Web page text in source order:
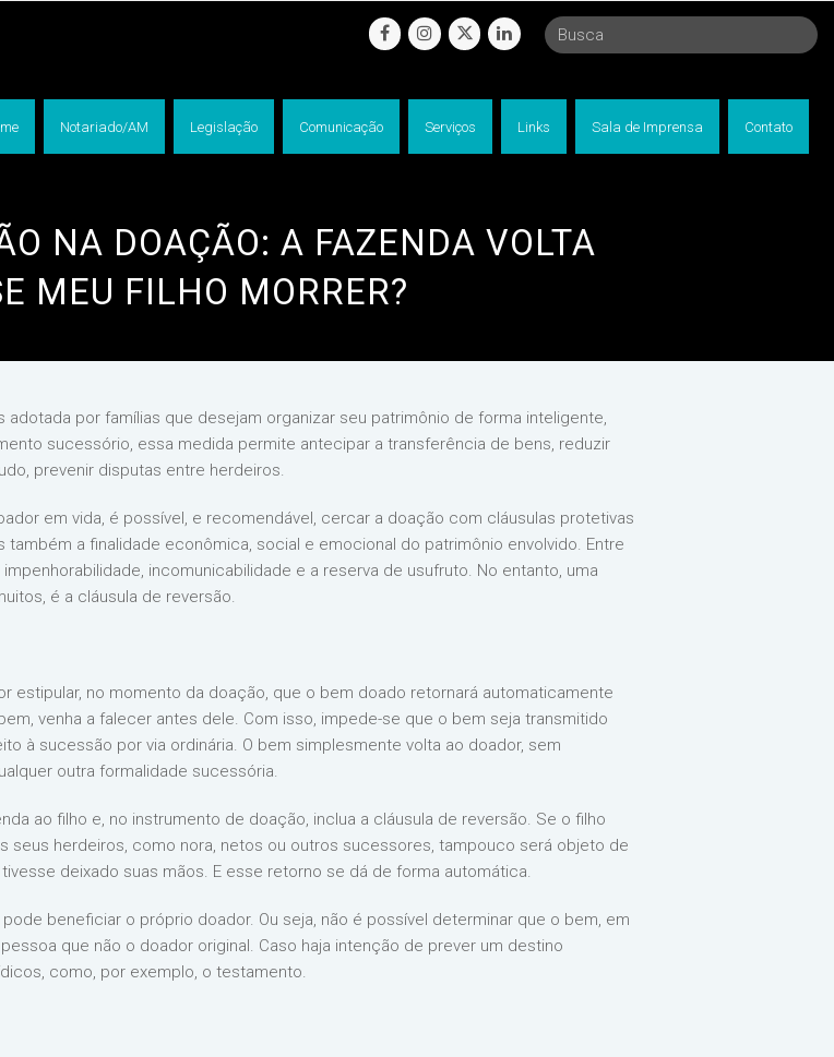
facebookinstagram
twitterlinkedin
Notariado/AM Legislação Comunicação Serviços Links Sala de Imprensa Contato
NA DOAÇÃO: A FAZENDA VOLTA
MEU FILHO MORRER?
por famílias que desejam organizar seu patrimônio de forma inteligente,
sucessório, essa medida permite antecipar a transferência de bens, reduzir
prevenir disputas entre herdeiros.
em vida, é possível, e recomendável, cercar a doação com cláusulas protetivas
a finalidade econômica, social e emocional do patrimônio envolvido. Entre
incomunicabilidade e a reserva de usufruto. No entanto, uma
é a cláusula de reversão.
estipular, no momento da doação, que o bem doado retornará automaticamente
venha a falecer antes dele. Com isso, impede-se que o bem seja transmitido
à sucessão por via ordinária. O bem simplesmente volta ao doador, sem
outra formalidade sucessória.
ao filho e, no instrumento de doação, inclua a cláusula de reversão. Se o filho
seus herdeiros, como nora, netos ou outros sucessores, tampouco será objeto de
deixado suas mãos. E esse retorno se dá de forma automática.
beneficiar o próprio doador. Ou seja, não é possível determinar que o bem, em
que não o doador original. Caso haja intenção de prever um destino
como, por exemplo, o testamento.